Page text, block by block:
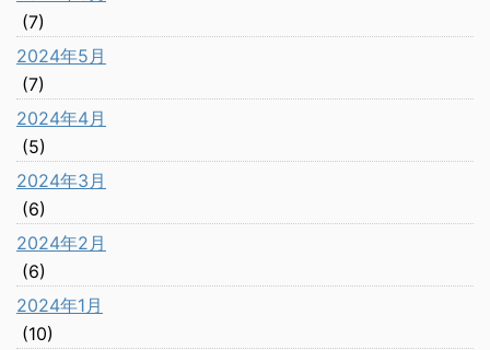
(7)
2024年5月
(7)
2024年4月
(5)
2024年3月
(6)
2024年2月
(6)
2024年1月
(10)